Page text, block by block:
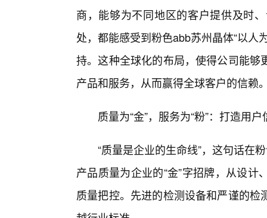
商，能够为不同地区的客户提供及时
处，都能感受到粉色abb苏州晶体“以人
持。这种全球化的布局，使得公司能
产品和服务，从而赢得全球客户的信赖
质量为“金”，服务为“粉”：打造用
“质量是企业的生命线”，这句话在
产品质量为企业的“金”字招牌，从设
质量把控。先进的检测设备和严谨的